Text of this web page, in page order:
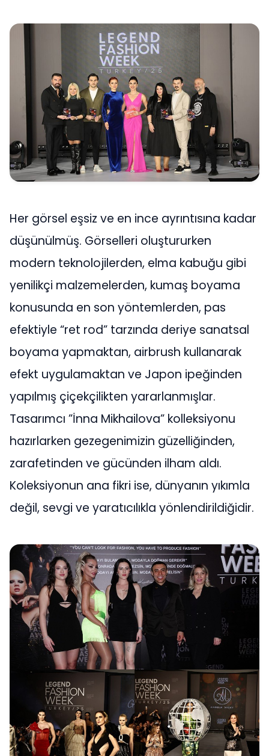
Her görsel eşsiz ve en ince ayrıntısına kadar
düşünülmüş. Görselleri oluştururken
modern teknolojilerden, elma kabuğu gibi
yenilikçi malzemelerden, kumaş boyama
konusunda en son yöntemlerden, pas
efektiyle “ret rod” tarzında deriye sanatsal
boyama yapmaktan, airbrush kullanarak
efekt uygulamaktan ve Japon ipeğinden
yapılmış çiçekçilikten yararlanmışlar.
Tasarımcı ”İnna Mikhailova” kolleksiyonu
hazırlarken gezegenimizin güzelliğinden,
zarafetinden ve gücünden ilham aldı.
Koleksiyonun ana fikri ise, dünyanın yıkımla
değil, sevgi ve yaratıcılıkla yönlendirildiğidir.